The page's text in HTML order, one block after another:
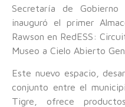
Secretaría de Gobierno
inauguró el primer
Rawson en RedESS:
Museo a Cielo Abierto
Este nuevo espacio,
conjunto entre el
Tigre, ofrece